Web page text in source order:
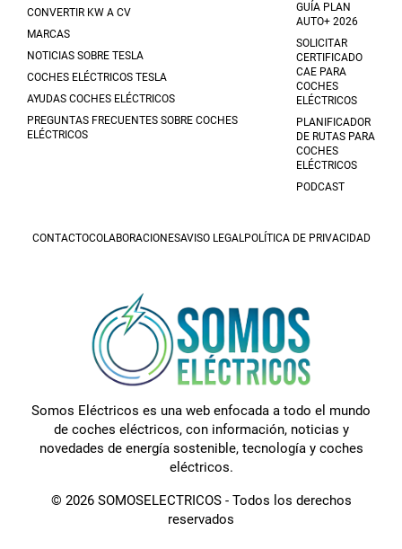
CONVERTIR KW A CV
MARCAS
NOTICIAS SOBRE TESLA
COCHES ELÉCTRICOS TESLA
AYUDAS COCHES ELÉCTRICOS
PREGUNTAS FRECUENTES SOBRE COCHES
ELÉCTRICOS
GUÍA PLAN
AUTO+ 2026
SOLICITAR
CERTIFICADO
CAE PARA
COCHES
ELÉCTRICOS
PLANIFICADOR
DE RUTAS PARA
COCHES
ELÉCTRICOS
PODCAST
CONTACTOCOLABORACIONESAVISO LEGALPOLÍTICA DE PRIVACIDAD
Somos Eléctricos es una web enfocada a todo el mundo
de coches eléctricos, con información, noticias y
novedades de energía sostenible, tecnología y coches
eléctricos.
© 2026 SOMOSELECTRICOS - Todos los derechos
reservados